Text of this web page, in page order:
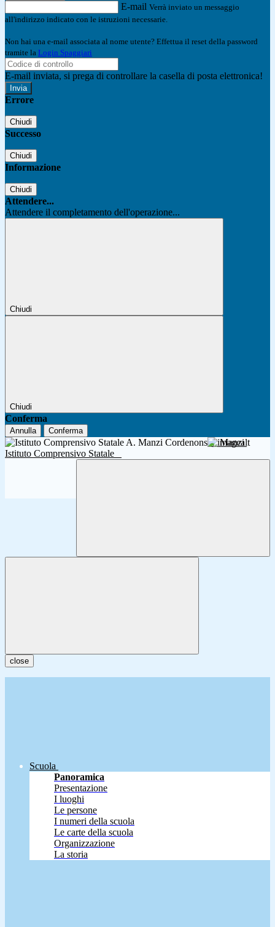
E-mail Verrà inviato un messaggio
all'indirizzo indicato con le istruzioni necessarie.
Non hai una e-mail associata al nome utente? Effettua il reset della password
tramite la Login Spaggiari
E-mail inviata, si prega di controllare la casella di posta elettronica!
Errore
Chiudi
Successo
Chiudi
Informazione
Chiudi
Attendere...
Attendere il completamento dell'operazione...
Chiudi
Chiudi
Conferma
Annulla Conferma
A. Manzi
Istituto Comprensivo Statale
close
Scuola
Panoramica
Presentazione
I luoghi
Le persone
I numeri della scuola
Le carte della scuola
Organizzazione
La storia